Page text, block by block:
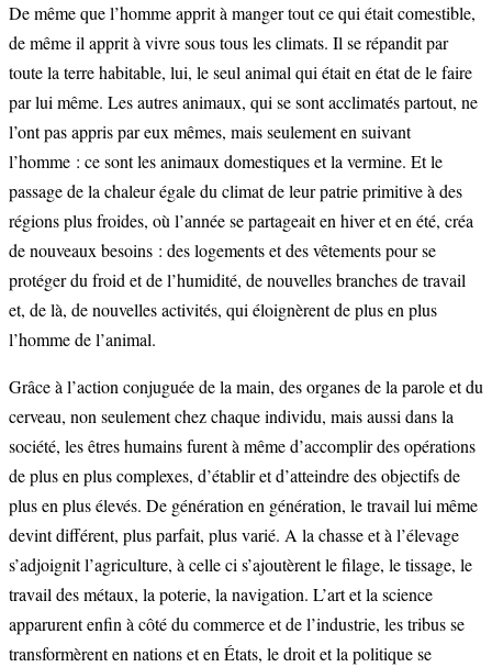
De même que l’homme apprit à manger tout ce qui était comestible,
de même il apprit à vivre sous tous les climats. Il se répandit par
toute la terre habitable, lui, le seul animal qui était en état de le faire
par lui même. Les autres animaux, qui se sont acclimatés partout, ne
l’ont pas appris par eux mêmes, mais seulement en suivant
l’homme : ce sont les animaux domestiques et la vermine. Et le
passage de la chaleur égale du climat de leur patrie primitive à des
régions plus froides, où l’année se partageait en hiver et en été, créa
de nouveaux besoins : des logements et des vêtements pour se
protéger du froid et de l’humidité, de nouvelles branches de travail
et, de là, de nouvelles activités, qui éloignèrent de plus en plus
l’homme de l’animal.
Grâce à l’action conjuguée de la main, des organes de la parole et du
cerveau, non seulement chez chaque individu, mais aussi dans la
société, les êtres humains furent à même d’accomplir des opérations
de plus en plus complexes, d’établir et d’atteindre des objectifs de
plus en plus élevés. De génération en génération, le travail lui même
devint différent, plus parfait, plus varié. A la chasse et à l’élevage
s’adjoignit l’agriculture, à celle ci s’ajoutèrent le filage, le tissage, le
travail des métaux, la poterie, la navigation. L’art et la science
apparurent enfin à côté du commerce et de l’industrie, les tribus se
transformèrent en nations et en États, le droit et la politique se